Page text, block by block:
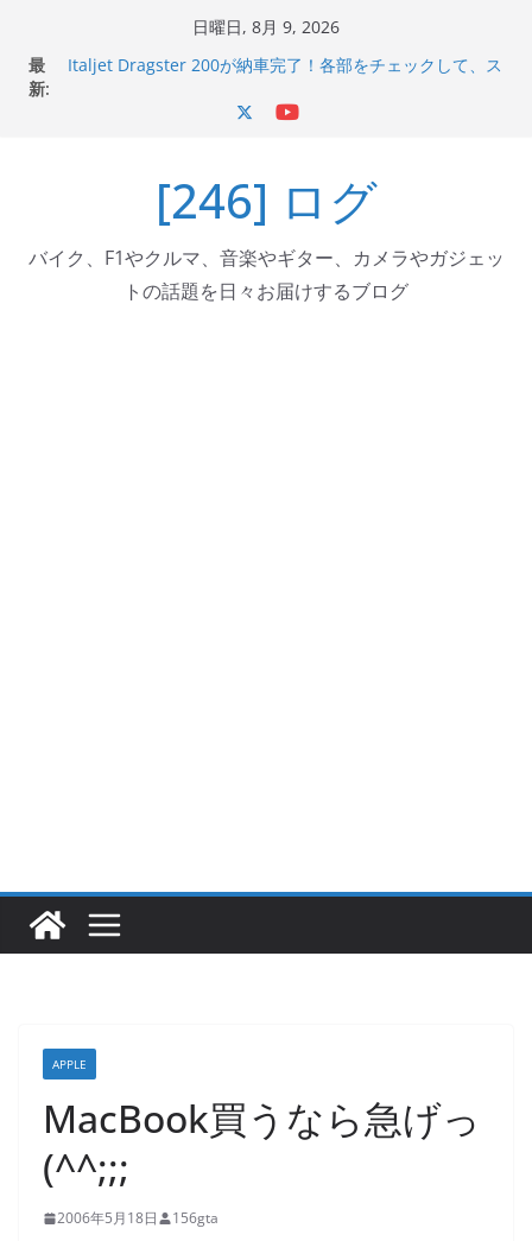
日曜日, 8月 9, 2026
最
新:
Italjet Dragster 200のフロントISSサスの動きが判ったら
コーナリングが楽しくなった
マホホルダー付けて、ガラスコーティング行って来た
岩手県奥州市へのふるさと納税で KGR HARMONY 南部鉄
器エフェクターが返礼品でもらえる！
[246] ログ
バイク、F1やクルマ、音楽やギター、カメラやガジェッ
トの話題を日々お届けするブログ
APPLE
MacBook買うなら急げっ
(^^;;;
2006年5月18日 156gta